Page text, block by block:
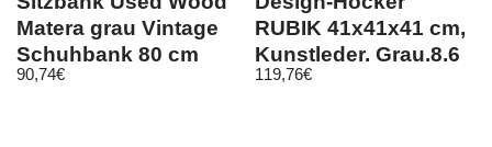
Matera grau Vintage
Schuhbank 80 cm
Flur Diele Indy
90,74€
RUBIK 41x41x41 cm,
Kunstleder, Grau,8,6
kg
119,76€